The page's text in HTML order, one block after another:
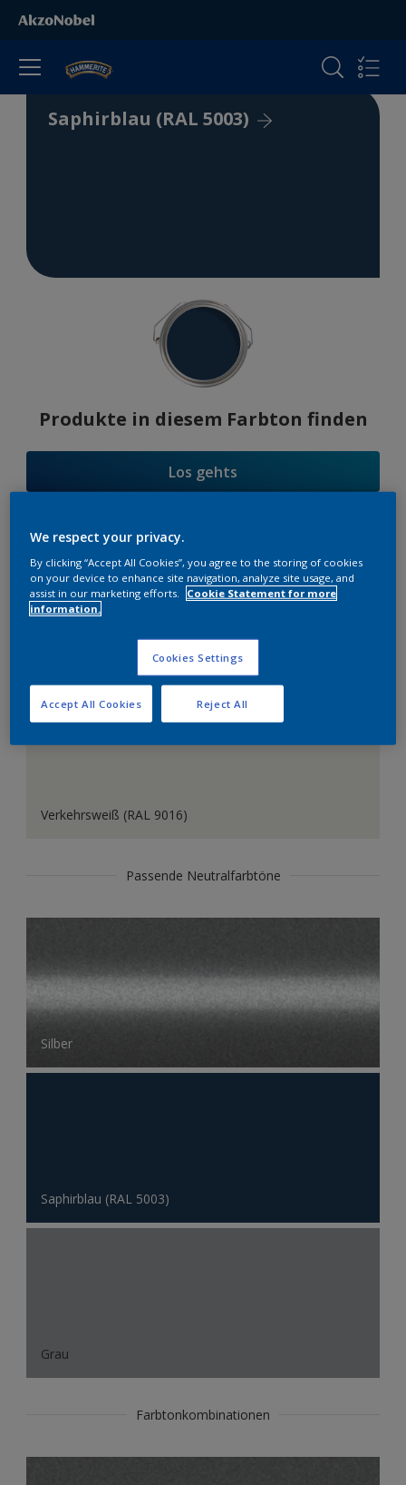
Saphirblau (RAL 5003)
Produkte in diesem Farbton finden
Los gehts
Farbauswahl
Verkehrsweiß (RAL 9016)
Passende Neutralfarbtöne
Silber
Saphirblau (RAL 5003)
Grau
Farbtonkombinationen
We respect your privacy.
By clicking “Accept All Cookies”, you agree to the storing of cookies
on your device to enhance site navigation, analyze site usage, and
assist in our marketing efforts.
Cookie Statement for more
information.
Cookies Settings
Reject All
Accept All Cookies